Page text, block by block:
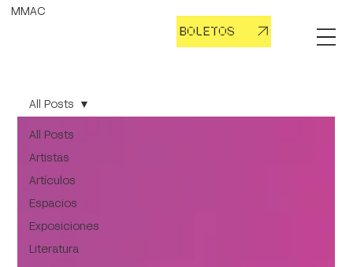
BOLETOS
MMAC
All Posts
Artistas
Artículos
Espacios
Exposiciones
Literatura
All Posts